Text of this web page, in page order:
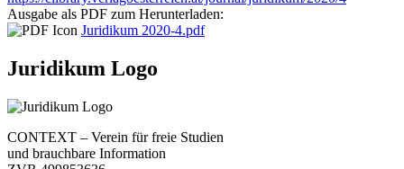
Ausgabe als PDF zum Herunterladen:
Juridikum 2020-4.pdf
Juridikum Logo
CONTEXT – Verein für freie Studien
und brauchbare Information